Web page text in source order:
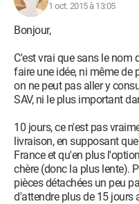
1 oct. 2015 à 13:05
Bonjour,
C'est vrai que sans le nom
faire une idée, ni même de
on ne peut pas aller y
SAV, ni le plus important
10 jours, ce n'est pas
livraison, en supposant
France et qu'en plus
chère (donc la plus lente).
pièces détachées un peu
d'attendre plus de 15 jours